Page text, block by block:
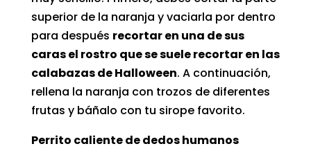
superior de la naranja y vaciarla por dentro
para después recortar en una de sus
caras el rostro que se suele recortar en las
calabazas de Halloween. A continuación,
rellena la naranja con trozos de diferentes
frutas y báñalo con tu sirope favorito.
Perrito caliente de dedos humanos